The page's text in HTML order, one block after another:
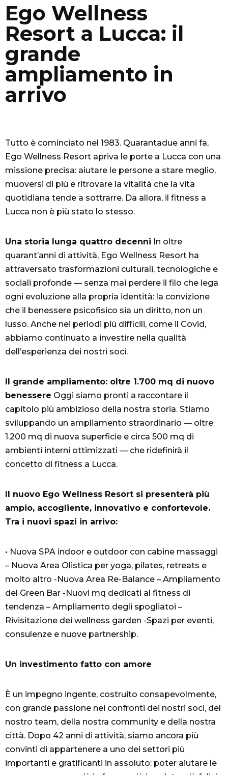
Ego Wellness
Resort a Lucca: il
grande
ampliamento in
arrivo
Tutto è cominciato nel 1983. Quarantadue anni fa,
Ego Wellness Resort apriva le porte a Lucca con una
missione precisa: aiutare le persone a stare meglio,
muoversi di più e ritrovare la vitalità che la vita
quotidiana tende a sottrarre. Da allora, il fitness a
Lucca non è più stato lo stesso.
Una storia lunga quattro decenni In oltre
quarant’anni di attività, Ego Wellness Resort ha
attraversato trasformazioni culturali, tecnologiche e
sociali profonde — senza mai perdere il filo che lega
ogni evoluzione alla propria identità: la convizione
che il benessere psicofisico sia un diritto, non un
lusso. Anche nei periodi più difficili, come il Covid,
abbiamo continuato a investire nella qualità
dell’esperienza dei nostri soci.
Il grande ampliamento: oltre 1.700 mq di nuovo
benessere Oggi siamo pronti a raccontare il
capitolo più ambizioso della nostra storia. Stiamo
sviluppando un ampliamento straordinario — oltre
1.200 mq di nuova superficie e circa 500 mq di
ambienti interni ottimizzati — che ridefinirà il
concetto di fitness a Lucca.
Il nuovo Ego Wellness Resort si presenterà più
ampio, accogliente, innovativo e confortevole.
Tra i nuovi spazi in arrivo:
• Nuova SPA indoor e outdoor con cabine massaggi
– Nuova Area Olistica per yoga, pilates, retreats e
molto altro -Nuova Area Re-Balance – Ampliamento
del Green Bar -Nuovi mq dedicati al fitness di
tendenza – Ampliamento degli spogliatoi –
Rivisitazione dei wellness garden -Spazi per eventi,
consulenze e nuove partnership.
Un investimento fatto con amore
È un impegno ingente, costruito consapevolmente,
con grande passione nei confronti dei nostri soci, del
nostro team, della nostra community e della nostra
città. Dopo 42 anni di attività, siamo ancora più
convinti di appartenere a uno dei settori più
importanti e gratificanti in assoluto: poter aiutare le